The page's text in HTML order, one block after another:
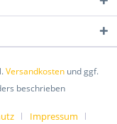
Versandkosten und ggf.
beschrieben
Impressum